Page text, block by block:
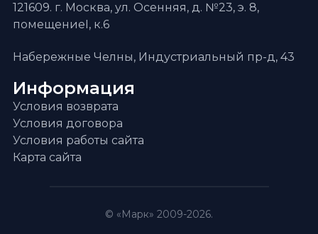
Информация
Условия возврата
Условия договора
Условия работы сайта
Карта сайта
121609. г. Москва, ул. Осенняя, д. №23, э. 8,
помещениеI, к.6
Набережные Челны, Индустриальный пр-д, 43
© «Марк» 2009-2026.